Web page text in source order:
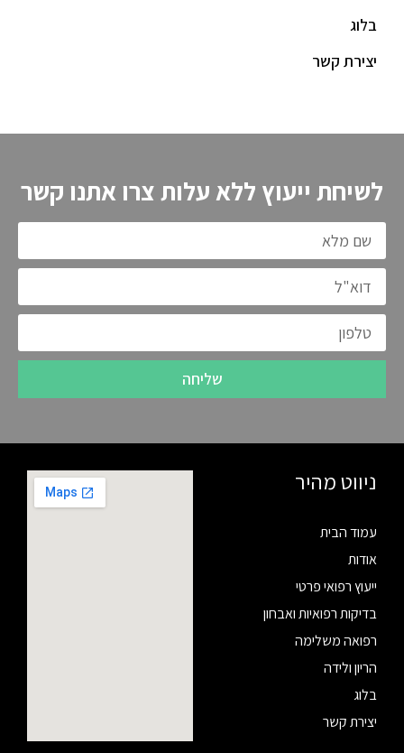
בלוג
יצירת קשר
לשיחת ייעוץ ללא עלות צרו אתנו קשר
שליחה
ניווט מהיר
עמוד הבית
אודות
ייעוץ רפואי פרטי
בדיקות רפואיות ואבחון
רפואה משלימה
הריון ולידה
בלוג
יצירת קשר